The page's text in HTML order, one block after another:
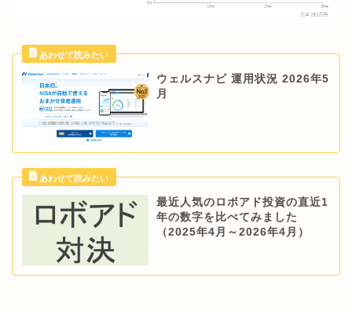
ウェルスナビ 運用状況 2026年5
月
最近人気のロボアド投資の直近1
年の数字を比べてみました
（2025年4月～2026年4月）